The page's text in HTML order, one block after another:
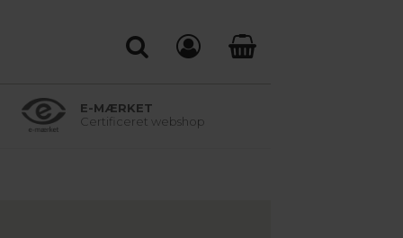
E-MÆRKET
Certificeret webshop